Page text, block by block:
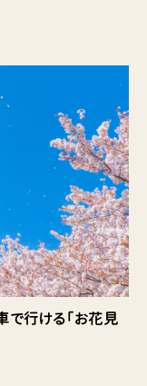
で行ける「お花見